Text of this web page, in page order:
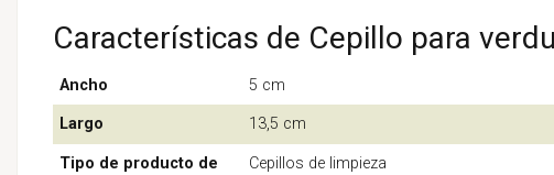
Características de Cepillo para
Ancho 5 cm
Largo 13,5 cm
Tipo de producto de
Cepillos de limpieza